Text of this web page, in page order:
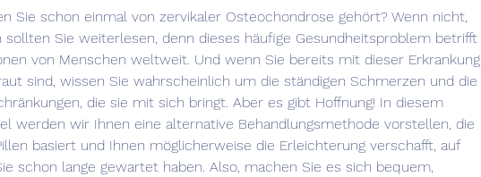
Sie schon einmal von zervikaler Osteochondrose gehört? Wenn nicht,
sollten Sie weiterlesen, denn dieses häufige Gesundheitsproblem betrifft
von Menschen weltweit. Und wenn Sie bereits mit dieser Erkrankung
sind, wissen Sie wahrscheinlich um die ständigen Schmerzen und die
die sie mit sich bringt. Aber es gibt Hoffnung! In diesem
werden wir Ihnen eine alternative Behandlungsmethode vorstellen, die
basiert und Ihnen möglicherweise die Erleichterung verschafft, auf
schon lange gewartet haben. Also, machen Sie es sich bequem,